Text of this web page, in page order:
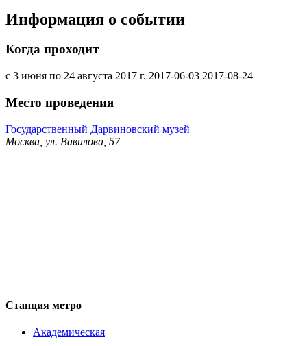
Информация о событии
Когда проходит
с 3 июня по 24 августа 2017 г. 2017-06-03 2017-08-24
Место проведения
Государственный Дарвиновский музей
Москва, ул. Вавилова, 57
Станция метро
Академическая